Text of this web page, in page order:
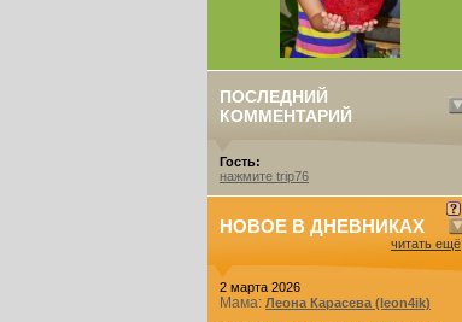
ПОСЛЕДНИЙ
КОММЕНТАРИЙ
Гость:
нажмите trip76
НОВОЕ В ДНЕВНИКАХ
читать ещё
2 марта 2026
Мама: Леона Карасева (leon4ik)